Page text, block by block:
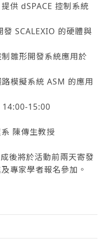
供 dSPACE 控制系統
SCALEXIO 的硬體與
雛形開發系統應用於
模擬系統 ASM 的應用
15:00
陳傳生教授
後將於活動前兩天寄發
專家學者報名參加。